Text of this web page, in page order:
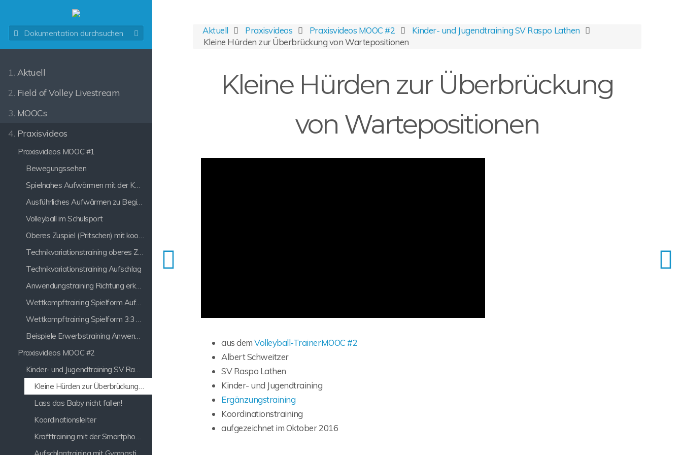
1. Aktuell
2. Field of Volley Livestream
3. MOOCs
4. Praxisvideos
Praxisvideos MOOC #1
Bewegungssehen
Spielnahes Aufwärmen mit der Koordinationsleiter
Ausführliches Aufwärmen zu Beginn langer Trainingseinheiten
Volleyball im Schulsport
Oberes Zuspiel (Pritschen) mit koordinativen Zusatzaufgaben
Technikvariationstraining oberes Zuspiel (Pritschen)
Technikvariationstraining Aufschlag
Anwendungstraining Richtung erkennen
Wettkampftraining Spielform Aufbaukönige
Wettkampftraining Spielform 3:3 mit einem Zuspieler
Beispiele Erwerbstraining Anwendungstraining
Praxisvideos MOOC #2
Kinder- und Jugendtraining SV Raspo Lathen
Kleine Hürden zur Überbrückung von Wartepositionen
Lass das Baby nicht fallen!
Koordinationsleiter
Krafttraining mit der Smartphone-App
Aktuell Praxisvideos Praxisvideos MOOC #2
Kinder- und Jugendtraining SV Raspo Lathen
Kleine Hürden zur Überbrückung von Wartepositionen
Kleine Hürden zur Überbrückung
von Wartepositionen
aus demVolleyball-TrainerMOOC #2
Albert Schweitzer
SV Raspo Lathen
Kinder- und Jugendtraining
Ergänzungstraining
Koordinationstraining
aufgezeichnet im Oktober 2016